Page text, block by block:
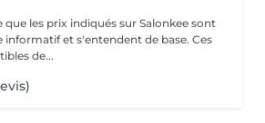
que les prix indiqués sur Salonkee sont
et s'entendent de base. Ces
de...